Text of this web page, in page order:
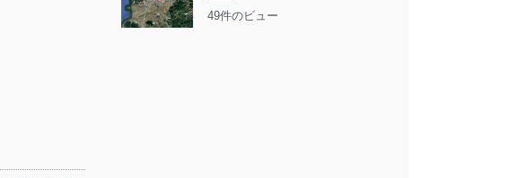
49件のビュー